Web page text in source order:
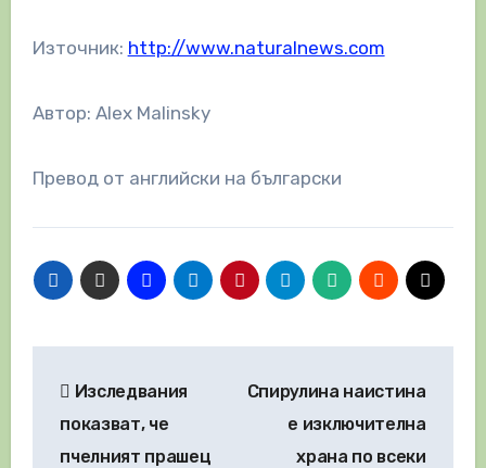
Източник: http://www.naturalnews.com
Автор: Alex Malinsky
Превод от английски на български
Изследвания
показват, че
пчелният прашец
Спирулина наистина
е изключителна
храна по всеки